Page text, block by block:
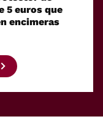
5 euros que
encimeras